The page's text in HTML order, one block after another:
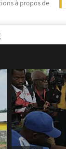
à propos de